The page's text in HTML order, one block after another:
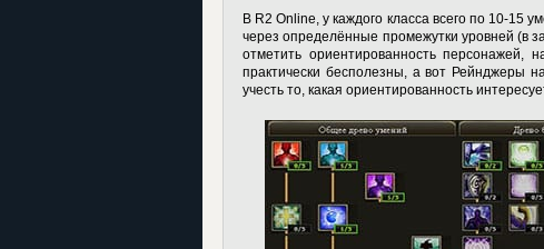
В R2 Online, у каждого класса всего по 10-15
через определённые промежутки уровней (в
отметить ориентированность
практически бесполезны, а вот Рейнджеры
учесть то, какая ориентированность